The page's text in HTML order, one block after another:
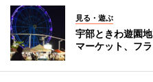
見る・遊ぶ
宇部ときわ遊園
マーケット、フ